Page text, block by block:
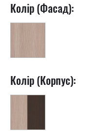
Колір (Фасад):
Колір (Корпус):